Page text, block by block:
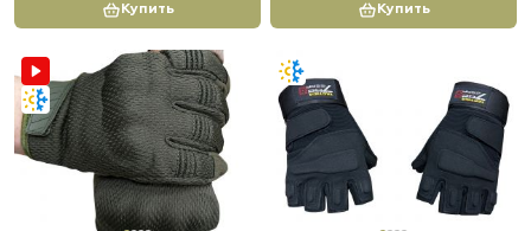
Купить Купить